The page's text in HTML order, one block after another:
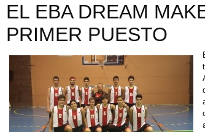
EL EBA DREAM
PRIMER PUESTO